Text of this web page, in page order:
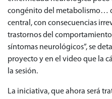
congénito del metabolismo…
central, con consecuencias
trastornos del
síntomas neurológicos”, se
proyecto y en el video que la
la sesión.
La iniciativa, que ahora será